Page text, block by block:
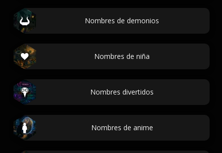
Nombres de demonios
Nombres de niña
Nombres divertidos
Nombres de anime